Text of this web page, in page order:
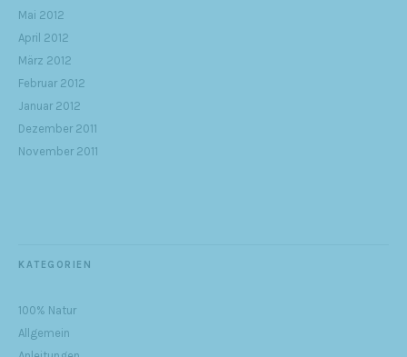
Mai 2012
April 2012
März 2012
Februar 2012
Januar 2012
Dezember 2011
November 2011
KATEGORIEN
100% Natur
Allgemein